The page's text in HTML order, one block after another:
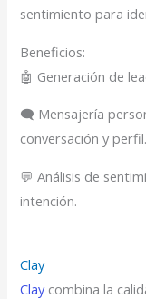
sentimiento para
Beneficios:
🤖 Generación de
🗨️ Mensajería
conversación y perfil.
💬 Análisis de
intención.
Clay
Claycombina la